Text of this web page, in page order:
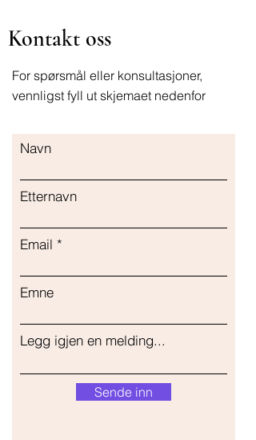
Kontakt oss
For spørsmål eller konsultasjoner,
vennligst fyll ut skjemaet nedenfor
Navn
Etternavn
Email
Emne
Legg igjen en melding...
Sende inn